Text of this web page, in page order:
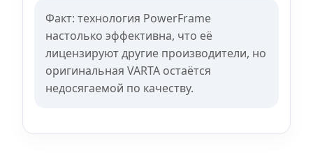
Факт: технология PowerFrame
настолько эффективна, что её
лицензируют другие производители, но
оригинальная VARTA остаётся
недосягаемой по качеству.